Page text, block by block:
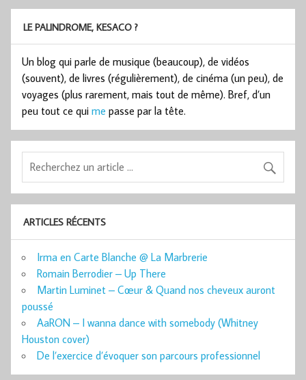
LE PALINDROME, KESACO ?
Un blog qui parle de musique (beaucoup), de vidéos
(souvent), de livres (régulièrement), de cinéma (un peu), de
voyages (plus rarement, mais tout de même). Bref, d’un
peu tout ce qui me passe par la tête.
ARTICLES RÉCENTS
Irma en Carte Blanche @ La Marbrerie
Romain Berrodier – Up There
Martin Luminet – Cœur & Quand nos cheveux auront
poussé
AaRON – I wanna dance with somebody (Whitney
Houston cover)
De l’exercice d’évoquer son parcours professionnel